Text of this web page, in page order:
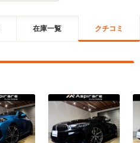
在庫一覧 クチコミ